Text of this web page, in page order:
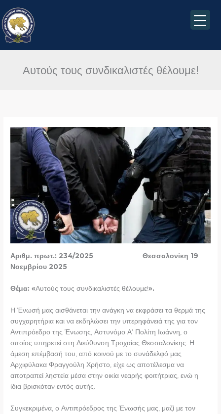
στο
περιεχόμενο
Αυτούς τους συνδικαλιστές θέλουμε!
Αριθμ. πρωτ.: 234/2025 Θεσσαλονίκη 19
Νοεμβρίου 2025
Θέμα: «Αυτούς τους συνδικαλιστές θέλουμε!».
Η Ένωσή μας αισθάνεται την ανάγκη να εκφράσει τα θερμά της
συγχαρητήρια και να εκδηλώσει την υπερηφάνειά της για τον
Αντιπρόεδρο της Ένωσης, Αστυνόμο Α’ Πολίτη Ιωάννη, ο
οποίος υπηρετεί στη Διεύθυνση Τροχαίας Θεσσαλονίκης. Η
άμεση επέμβασή του, από κοινού με το συνάδελφό μας
Αρχιφύλακα Φραγγούλη Χρήστο, είχε ως αποτέλεσμα να
αποτραπεί ληστεία μέσα στην οικία νεαρής φοιτήτριας, ενώ η
ίδια βρισκόταν εντός αυτής.
Συγκεκριμένα, ο Αντιπρόεδρος της Ένωσής μας, μαζί με τον